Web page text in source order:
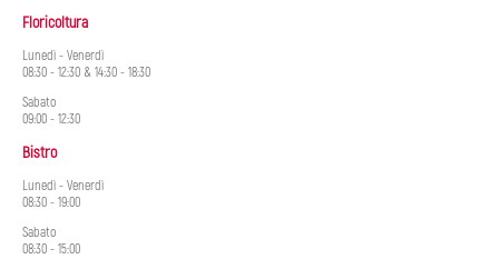
Floricoltura
Lunedì - Venerdì
08:30 - 12:30 & 14:30 - 18:30
Sabato
09:00 - 12:30
Bistro
Lunedì - Venerdì
08:30 - 19:00
Sabato
08:30 - 15:00